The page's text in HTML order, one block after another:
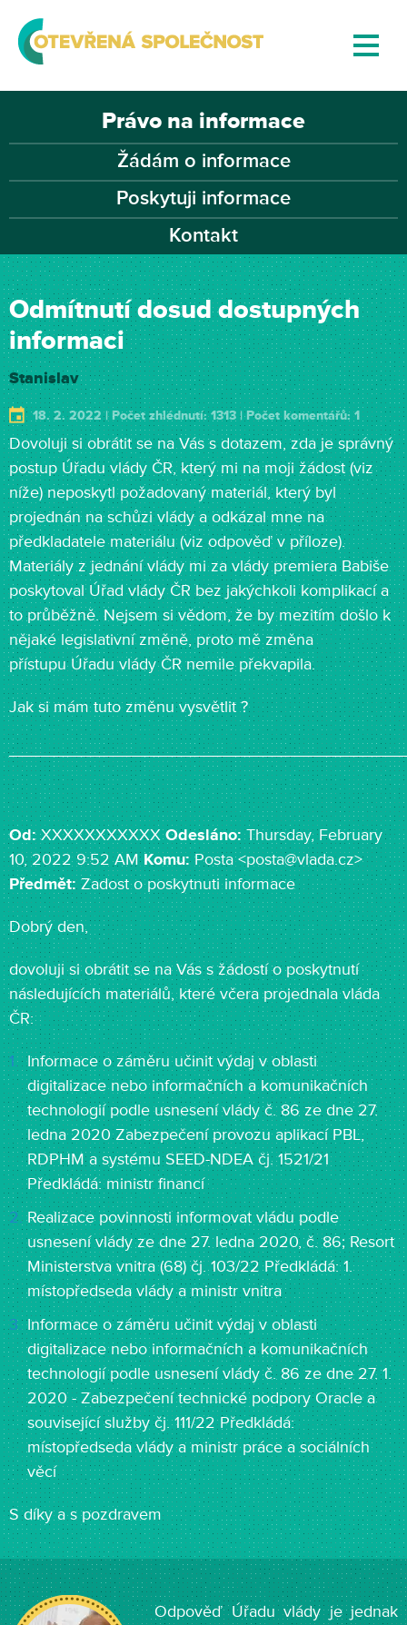
Právo na informace
Žádám o informace
Poskytuji informace
Kontakt
Odmítnutí dosud dostupných
informaci
Stanislav
18. 2. 2022 | Počet zhlédnutí: 1313 | Počet komentářů: 1
Dovoluji si obrátit se na Vás s dotazem, zda je správný
postup Úřadu vlády ČR, který mi na moji žádost (viz
níže) neposkytl požadovaný materiál, který byl
projednán na schůzi vlády a odkázal mne na
předkladatele materiálu (viz odpověď v příloze).
Materiály z jednání vlády mi za vlády premiera Babiše
poskytoval Úřad vlády ČR bez jakýchkoli komplikací a
to průběžně. Nejsem si vědom, že by mezitím došlo k
nějaké legislativní změně, proto mě změna
přístupu Úřadu vlády ČR nemile překvapila.
Jak si mám tuto změnu vysvětlit ?
Od:XXXXXXXXXXXOdesláno:Thursday, February
10, 2022 9:52 AMKomu:Posta <posta@vlada.cz>
Předmět:Zadost o poskytnuti informace
Dobrý den,
dovoluji si obrátit se na Vás s žádostí o poskytnutí
následujících materiálů, které včera projednala vláda
ČR:
Informace o záměru učinit výdaj v oblasti
digitalizace nebo informačních a komunikačních
technologií podle usnesení vlády č. 86 ze dne 27.
ledna 2020 Zabezpečení provozu aplikací PBL,
RDPHM a systému SEED-NDEA čj. 1521/21
Předkládá: ministr financí
Realizace povinnosti informovat vládu podle
usnesení vlády ze dne 27. ledna 2020, č. 86; Resort
Ministerstva vnitra (68) čj. 103/22 Předkládá: 1.
místopředseda vlády a ministr vnitra
Informace o záměru učinit výdaj v oblasti
digitalizace nebo informačních a komunikačních
technologií podle usnesení vlády č. 86 ze dne 27. 1.
2020 - Zabezpečení technické podpory Oracle a
související služby čj. 111/22 Předkládá:
místopředseda vlády a ministr práce a sociálních
věcí
S díky a s pozdravem
Odpověď Úřadu vlády je jednak